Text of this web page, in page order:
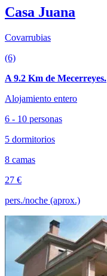
Casa Juana
Covarrubias
(6)
A 9.2 Km de Mecerreyes.
Alojamiento entero
6 - 10 personas
5 dormitorios
8 camas
27 €
pers./noche (aprox.)